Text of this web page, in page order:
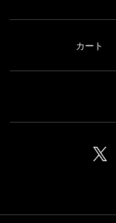
カート